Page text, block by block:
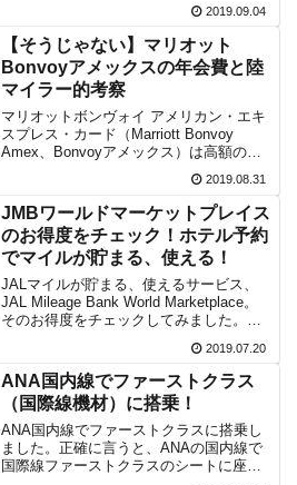
線（のぞみ）50分6,560円飛行機3時間～6
時間程度マイルなら無料パラダイ...
2019.09.04
【そうじゃない】マリオット
Bonvoyアメックスの年会費と陸
マイラー的考察
マリオットボンヴォイ アメリカン・エキ
スプレス・カード（Marriott Bonvoy
Amex、Bonvoyアメックス）は高額の年
か、そのメリット・デメリットから検討
します。
2019.08.31
JMBワールドマーケットプレイス
のお得度をチェック！ホテル予約
でマイルが貯まる、使える！
JALマイルが貯まる、使えるサービス、
JAL Mileage Bank World Marketplace。
そのお得度をチェックしてみました。こ
Marketplaceのホテル予約はお...2019.07.20
ANA国内線でファーストクラス
（国際線機材）に搭乗！
ANA国内線でファーストクラスに搭乗し
ました。正確に言うと、ANAの国内線で
国際線ファーストクラスのシートに座っ